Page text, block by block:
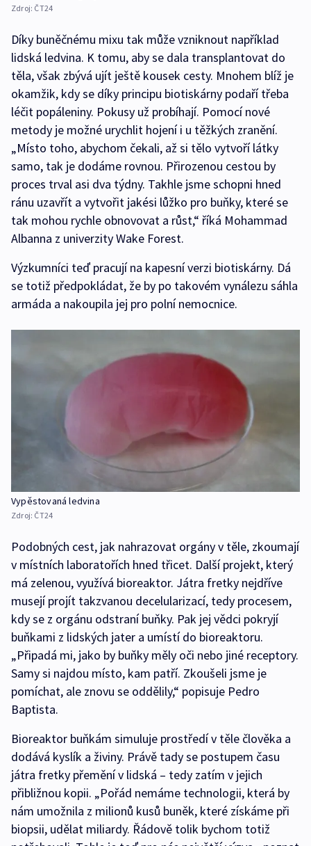
Zdroj: ČT24
Díky buněčnému mixu tak může vzniknout například
lidská ledvina. K tomu, aby se dala transplantovat do
těla, však zbývá ujít ještě kousek cesty. Mnohem blíž je
okamžik, kdy se díky principu biotiskárny podaří třeba
léčit popáleniny. Pokusy už probíhají. Pomocí nové
metody je možné urychlit hojení i u těžkých zranění.
„Místo toho, abychom čekali, až si tělo vytvoří látky
samo, tak je dodáme rovnou. Přirozenou cestou by
proces trval asi dva týdny. Takhle jsme schopni hned
ránu uzavřít a vytvořit jakési lůžko pro buňky, které se
tak mohou rychle obnovovat a růst,“ říká Mohammad
Albanna z univerzity Wake Forest.
Výzkumníci teď pracují na kapesní verzi biotiskárny. Dá
se totiž předpokládat, že by po takovém vynálezu sáhla
armáda a nakoupila jej pro polní nemocnice.
Vypěstovaná ledvina
Zdroj: ČT24
Podobných cest, jak nahrazovat orgány v těle, zkoumají
v místních laboratořích hned třicet. Další projekt, který
má zelenou, využívá bioreaktor. Játra fretky nejdříve
musejí projít takzvanou decelularizací, tedy procesem,
kdy se z orgánu odstraní buňky. Pak jej vědci pokryjí
buňkami z lidských jater a umístí do bioreaktoru.
„Připadá mi, jako by buňky měly oči nebo jiné receptory.
Samy si najdou místo, kam patří. Zkoušeli jsme je
pomíchat, ale znovu se oddělily,“ popisuje Pedro
Baptista.
Bioreaktor buňkám simuluje prostředí v těle člověka a
dodává kyslík a živiny. Právě tady se postupem času
játra fretky přemění v lidská – tedy zatím v jejich
přibližnou kopii. „Pořád nemáme technologii, která by
nám umožnila z milionů kusů buněk, které získáme při
biopsii, udělat miliardy. Řádově tolik bychom totiž